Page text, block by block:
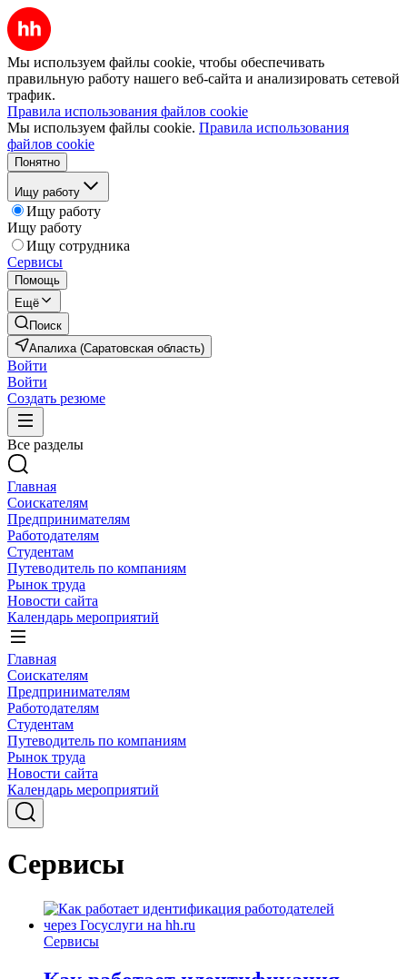
Мы используем файлы cookie, чтобы обеспечивать
правильную работу нашего веб-сайта и анализировать сетевой
трафик.
Правила использования файлов cookie
Мы используем файлы cookie. Правила использования
файлов cookie
Понятно
Ищу работу
Ищу работу
Ищу работу
Ищу сотрудника
Сервисы
Помощь
Ещё
Поиск
Апалиха (Саратовская область)
Войти
Войти
Создать резюме
Все разделы
Главная
Соискателям
Предпринимателям
Работодателям
Студентам
Путеводитель по компаниям
Рынок труда
Новости сайта
Календарь мероприятий
Главная
Соискателям
Предпринимателям
Работодателям
Студентам
Путеводитель по компаниям
Рынок труда
Новости сайта
Календарь мероприятий
Сервисы
Сервисы